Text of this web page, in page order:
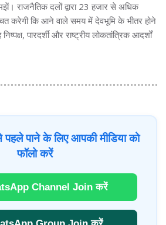
राजनैतिक दलों द्वारा 23 हजार से अधिक
करेगी कि आने वाले समय में देवभूमि के भीतर होने
पारदर्शी और राष्ट्रीय लोकतांत्रिक आदर्शों
पाने के लिए आपकी मीडिया को
फॉलो करें
Channel Join करें